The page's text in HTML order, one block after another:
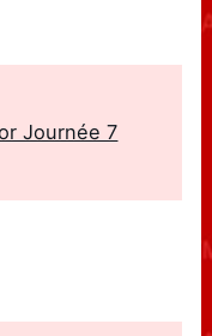
Journée 7